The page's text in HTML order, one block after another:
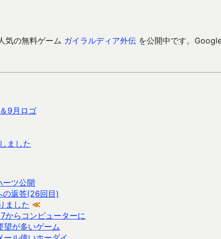
気の無料ゲーム ガイラルディア外伝 を公開中です。
9月ロゴ
ました
ーツ公開
の返答(26回目)
ました ≪
からコンピューターに
望が多いゲーム